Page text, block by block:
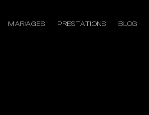
MARIAGES PRESTATIONS BLOG